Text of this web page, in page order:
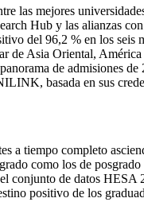
las mejores
Hub y las alianzas
del 96,2 % en los seis
de Asia Oriental,
de admisiones
basada en sus
a tiempo completo
como los de
conjunto de datos
positivo de los